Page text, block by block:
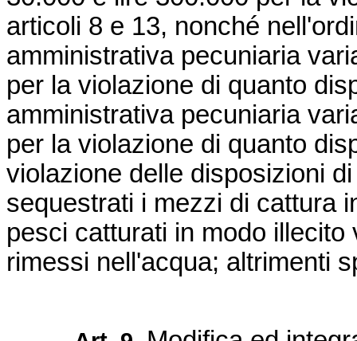
articoli 8 e 13, nonché
amministrativa pecuniaria
per la violazione di quanto
amministrativa pecuniaria
per la violazione di quanto
violazione delle disposizioni
sequestrati i mezzi di cattura
pesci catturati in modo
rimessi nell'acqua; altrimenti